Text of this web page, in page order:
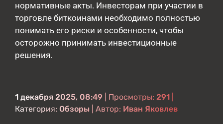
нормативные акты. Инвесторам при участии в
торговле биткоинами необходимо полностью
понимать его риски и особенности, чтобы
осторожно принимать инвестиционные
решения.
1 декабря 2025, 08:49 | Просмотры: 291
Категория: Обзоры | Автор: Иван Яковлев